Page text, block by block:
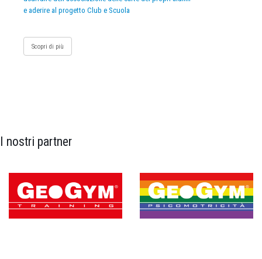
e aderire al progetto Club e Scuola
Scopri di più
I nostri partner